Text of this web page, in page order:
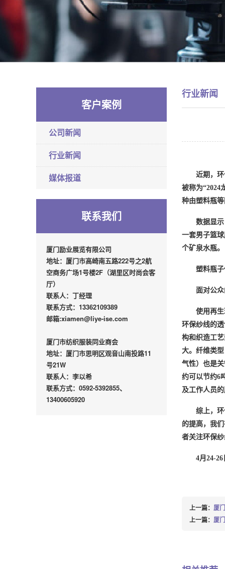
客户案例
公司新闻
行业新闻
媒体报道
联系我们
厦门励业展览有限公司
地址：厦门市高崎南五路222号之2航
空商务广场1号楼2F（湖里区时尚会客
厅）
联系人：丁经理
联系方式：13362109389
邮箱:xiamen@liye-ise.com
厦门市纺织服装同业商会
地址：厦门市思明区观音山南投路11
号21W
联系人：李以希
联系方式：0592-5392855、
13400605920
行业新闻
近期 ，
被称为“2024
种由塑料瓶
数据显
一套男子篮
个矿泉水瓶。
塑料瓶
面对公
使用再
环保纱线的
构和织造工
大。纤维类
气性）也是
约可以节约6
及工作人员
综上，
的提高，我
者关注环保
4月24-
上一篇： 厦
上一篇： 厦